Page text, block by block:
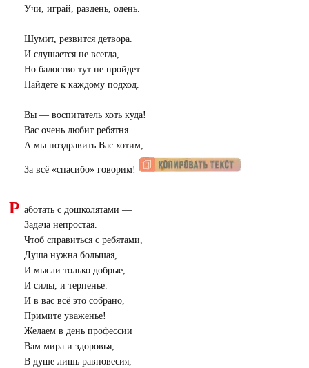
Учи, играй, раздень, одень.
Шумит, резвится детвора.
И слушается не всегда,
Но балоство тут не пройдет —
Найдете к каждому подход.
Вы — воспитатель хоть куда!
Вас очень любит ребятня.
А мы поздравить Вас хотим,
За всё «спасибо» говорим!
Р аботать с дошколятами —
Задача непростая.
Чтоб справиться с ребятами,
Душа нужна большая,
И мысли только добрые,
И силы, и терпенье.
И в вас всё это собрано,
Примите уваженье!
Желаем в день профессии
Вам мира и здоровья,
В душе лишь равновесия,